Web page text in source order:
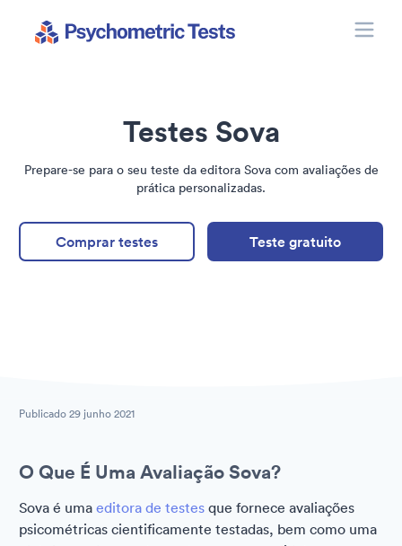
Testes Sova
Prepare-se para o seu teste da editora Sova com avaliações de
prática personalizadas.
Comprar testes Teste gratuito
Publicado29 junho 2021
O Que É Uma Avaliação Sova?
Sova é uma editora de testes que fornece avaliações
psicométricas cientificamente testadas, bem como uma